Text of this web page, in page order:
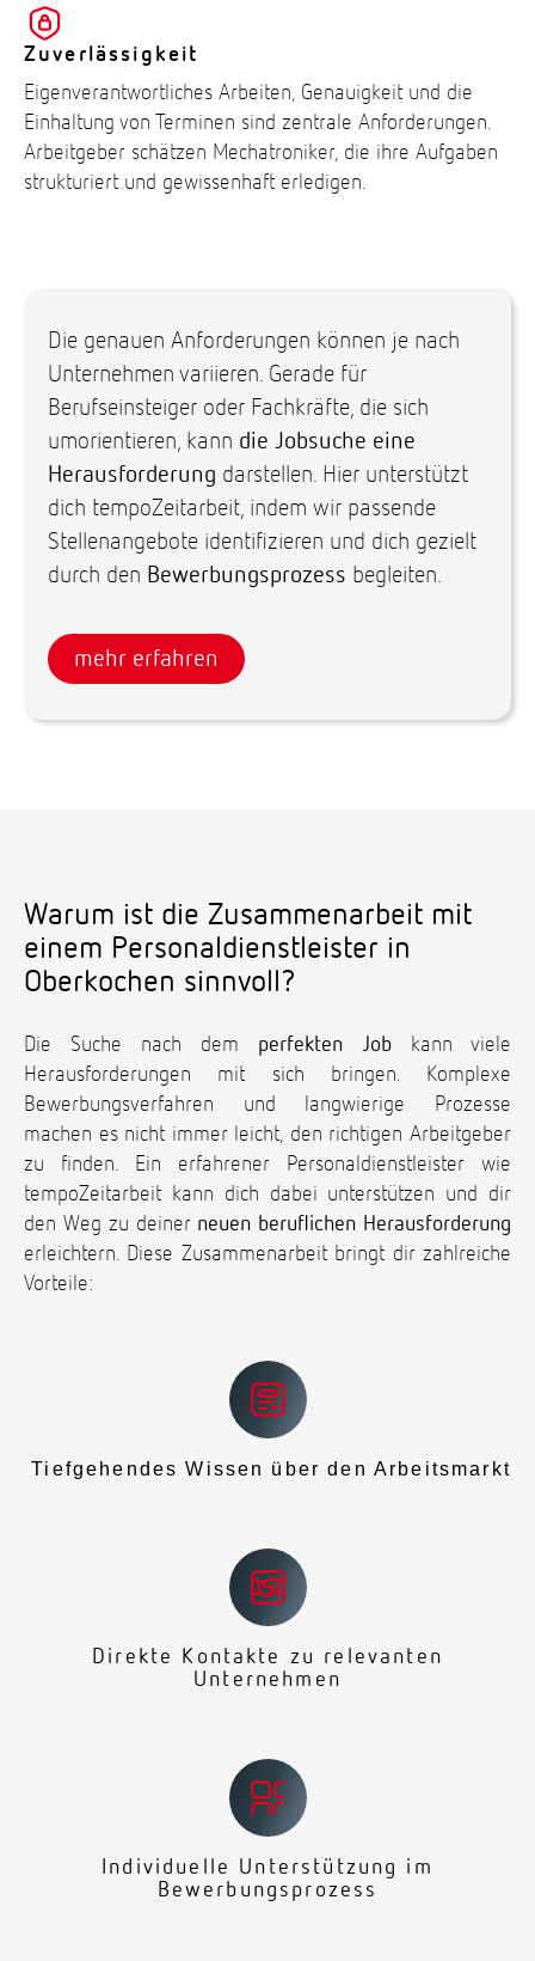
Zuverlässigkeit
Eigenverantwortliches Arbeiten, Genauigkeit und die
Einhaltung von Terminen sind zentrale Anforderungen.
Arbeitgeber schätzen Mechatroniker, die ihre Aufgaben
strukturiert und gewissenhaft erledigen.
Die genauen Anforderungen können je nach
Unternehmen variieren. Gerade für
Berufseinsteiger oder Fachkräfte, die sich
umorientieren, kann die Jobsuche eine
Herausforderung darstellen. Hier unterstützt
dich tempoZeitarbeit, indem wir passende
Stellenangebote identifizieren und dich gezielt
durch den Bewerbungsprozess begleiten.
mehr erfahren
Warum ist die Zusammenarbeit mit
einem Personaldienstleister in
Oberkochen sinnvoll?
Die Suche nach dem perfekten Job kann viele
Herausforderungen mit sich bringen. Komplexe
Bewerbungsverfahren und langwierige Prozesse
machen es nicht immer leicht, den richtigen Arbeitgeber
zu finden. Ein erfahrener Personaldienstleister wie
tempoZeitarbeit kann dich dabei unterstützen und dir
den Weg zu deiner neuen beruflichen Herausforderung
erleichtern. Diese Zusammenarbeit bringt dir zahlreiche
Vorteile:
Tiefgehendes Wissen über den Arbeitsmarkt
Direkte Kontakte zu relevanten
Unternehmen
Individuelle Unterstützung im
Bewerbungsprozess